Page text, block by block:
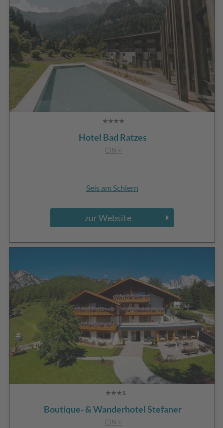
Hotel Bad Ratzes
CIN +
Seis am Schlern
zur Website
Boutique- & Wanderhotel Stefaner
CIN +